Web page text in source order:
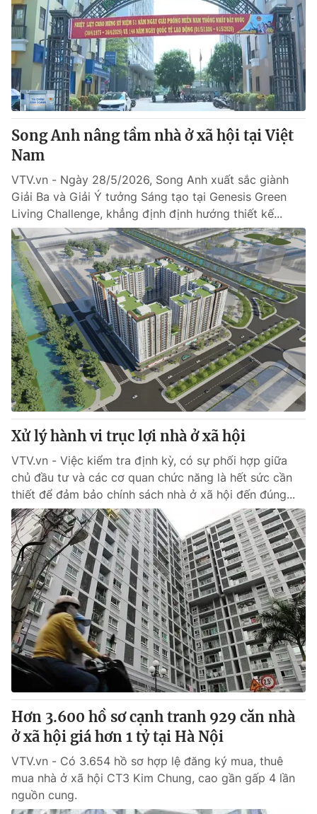
Song Anh nâng tầm nhà ở xã hội tại Việt
Nam
VTV.vn - Ngày 28/5/2026, Song Anh xuất sắc giành
Giải Ba và Giải Ý tưởng Sáng tạo tại Genesis Green
Living Challenge, khẳng định định hướng thiết kế...
Xử lý hành vi trục lợi nhà ở xã hội
VTV.vn - Việc kiểm tra định kỳ, có sự phối hợp giữa
chủ đầu tư và các cơ quan chức năng là hết sức cần
thiết để đảm bảo chính sách nhà ở xã hội đến đúng...
Hơn 3.600 hồ sơ cạnh tranh 929 căn nhà
ở xã hội giá hơn 1 tỷ tại Hà Nội
VTV.vn - Có 3.654 hồ sơ hợp lệ đăng ký mua, thuê
mua nhà ở xã hội CT3 Kim Chung, cao gần gấp 4 lần
nguồn cung.